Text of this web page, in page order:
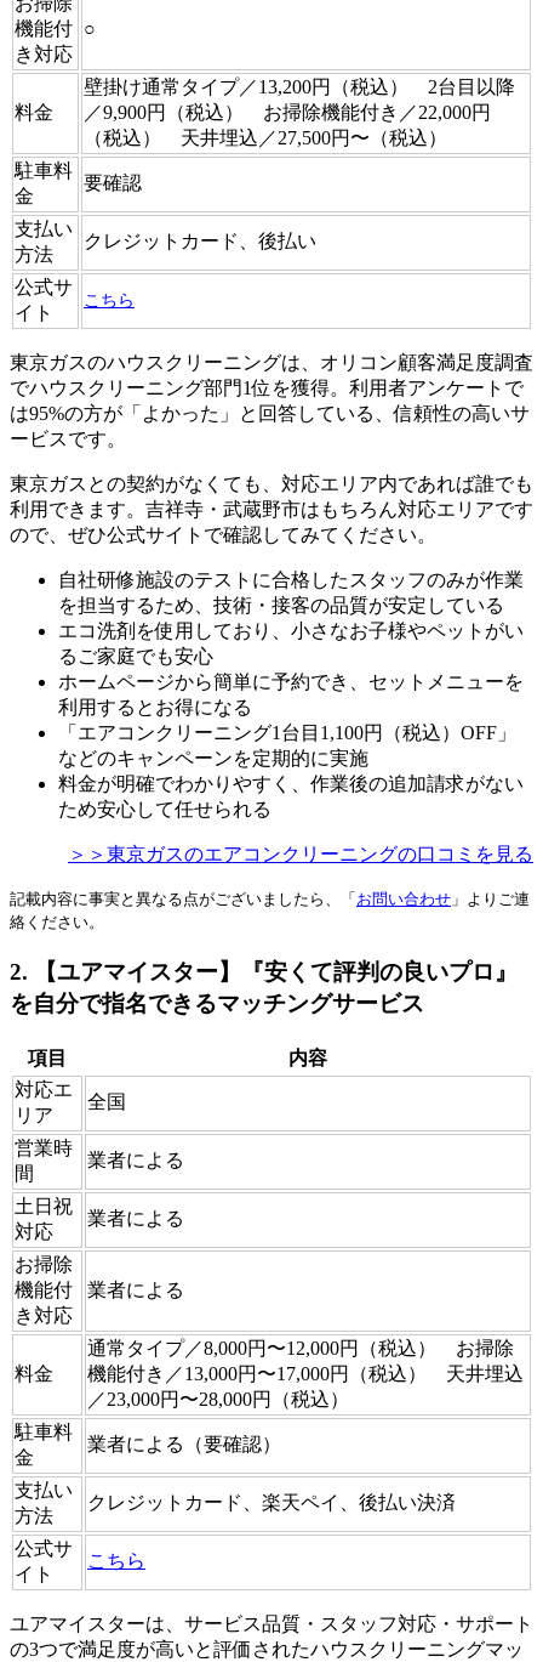
機能付
き対応
○
料金
壁掛け通常タイプ／13,200円（税込） 2台目以降
／9,900円（税込） お掃除機能付き／22,000円
（税込） 天井埋込／27,500円〜（税込）
駐車料
金
要確認
支払い
方法
クレジットカード、後払い
公式サ
イト
こちら
東京ガスのハウスクリーニングは、オリコン顧客満足度調査
でハウスクリーニング部門1位を獲得。利用者アンケートで
は95%の方が「よかった」と回答している、信頼性の高いサ
ービスです。
東京ガスとの契約がなくても、対応エリア内であれば誰でも
利用できます。吉祥寺・武蔵野市はもちろん対応エリアです
ので、ぜひ公式サイトで確認してみてください。
自社研修施設のテストに合格したスタッフのみが作業
を担当するため、技術・接客の品質が安定している
エコ洗剤を使用しており、小さなお子様やペットがい
るご家庭でも安心
ホームページから簡単に予約でき、セットメニューを
利用するとお得になる
「エアコンクリーニング1台目1,100円（税込）OFF」
などのキャンペーンを定期的に実施
料金が明確でわかりやすく、作業後の追加請求がない
ため安心して任せられる
＞＞東京ガスのエアコンクリーニングの口コミを見る
記載内容に事実と異なる点がございましたら、「 お問い合わせ 」よりご連
絡ください。
2. 【ユアマイスター】『安くて評判の良いプロ』
を自分で指名できるマッチングサービス
項目
内容
対応エ
リア
全国
営業時
間
業者による
土日祝
対応
業者による
お掃除
機能付
き対応
業者による
料金
通常タイプ／8,000円〜12,000円（税込） お掃除
機能付き／13,000円〜17,000円（税込） 天井埋込
／23,000円〜28,000円（税込）
駐車料
金
業者による（要確認）
支払い
方法
クレジットカード、楽天ペイ、後払い決済
公式サ
イト
こちら
ユアマイスターは、サービス品質・スタッフ対応・サポート
の3つで満足度が高いと評価されたハウスクリーニングマッ